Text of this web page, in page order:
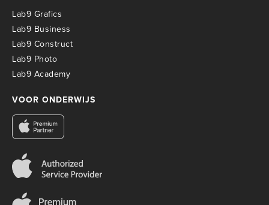
Lab9 Grafics
Lab9 Business
Lab9 Construct
Lab9 Photo
Lab9 Academy
VOOR ONDERWIJS